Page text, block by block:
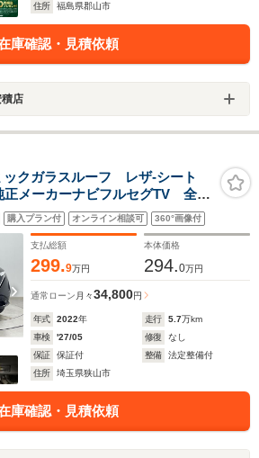
住所
福島県郡山市
庫確認・見積依頼
店
クガラスルーフ レザ-シート
メーカーナビフルセグTV 全周
タルインナーミラー パワーバ
アルミ ステアヒーター
購入プラン付 オンライン相談可 360°画像付
支払総額
299.9万円
本体価格
294.0万円
通常ローン 月々34,800円
年式 2022年 走行 5.7万km
車検
'27/05 修復
なし
保証
保証付 整備
法定整備付
住所
埼玉県狭山市
庫確認・見積依頼